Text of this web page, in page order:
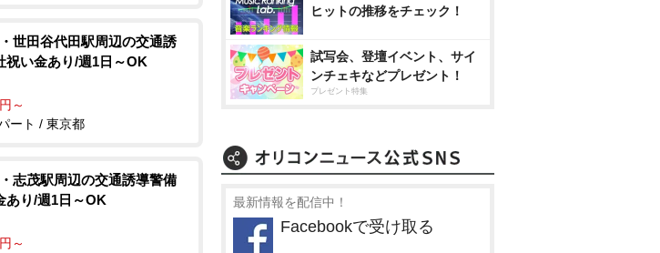
世田谷代田駅周辺の交通誘
祝い金あり/週1日～OK
～
ート / 東京都
志茂駅周辺の交通誘導警備
あり/週1日～OK
～
ヒットの推移をチェック！
試写会、登壇イベント、サイ
ンチェキなどプレゼント！
プレゼント特集
最新情報を配信中！
Facebookで受け取る